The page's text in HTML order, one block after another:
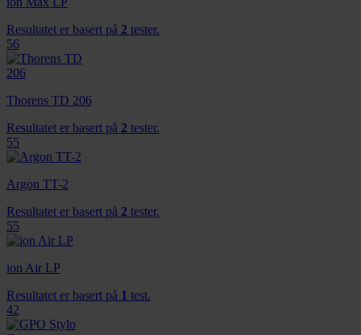
Resultatet er basert på 2 tester.
56
Thorens TD 206
Resultatet er basert på 2 tester.
55
Argon TT-2
Resultatet er basert på 2 tester.
55
ion Air LP
Resultatet er basert på 1 test.
42